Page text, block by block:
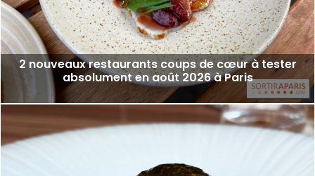
2 nouveaux restaurants coups de cœur à tester
absolument en août 2026 à Paris